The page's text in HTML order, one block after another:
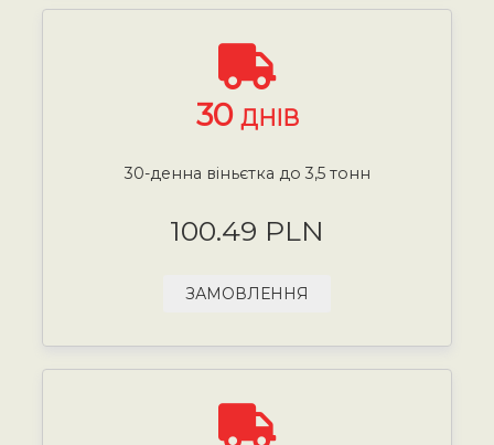
30 ДНІВ
30-денна віньєтка до 3,5 тонн
100.49 PLN
ЗАМОВЛЕННЯ